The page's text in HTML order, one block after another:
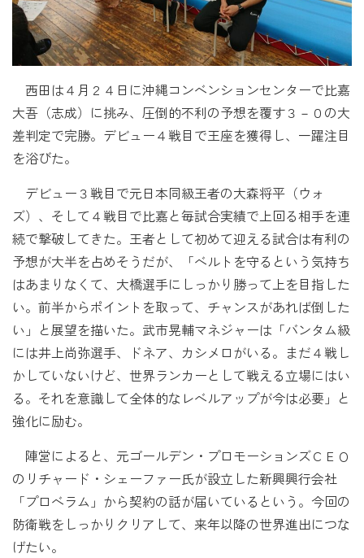
西田は４月２４日に沖縄コンベンションセンターで比嘉
大吾（志成）に挑み、圧倒的不利の予想を覆す３－０の大
差判定で完勝。デビュー４戦目で王座を獲得し、一躍注目
を浴びた。
デビュー３戦目で元日本同級王者の大森将平（ウォ
ズ）、そして４戦目で比嘉と毎試合実績で上回る相手を連
続で撃破してきた。王者として初めて迎える試合は有利の
予想が大半を占めそうだが、「ベルトを守るという気持ち
はあまりなくて、大橋選手にしっかり勝って上を目指した
い。前半からポイントを取って、チャンスがあれば倒した
い」と展望を描いた。武市晃輔マネジャーは「バンタム級
には井上尚弥選手、ドネア、カシメロがいる。まだ４戦し
かしていないけど、世界ランカーとして戦える立場にはい
る。それを意識して全体的なレベルアップが今は必要」と
強化に励む。
陣営によると、元ゴールデン・プロモーションズＣＥＯ
のリチャード・シェーファー氏が設立した新興興行会社
「プロベラム」から契約の話が届いているという。今回の
防衛戦をしっかりクリアして、来年以降の世界進出につな
げたい。